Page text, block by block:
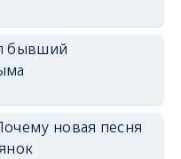
бывший
новая песня